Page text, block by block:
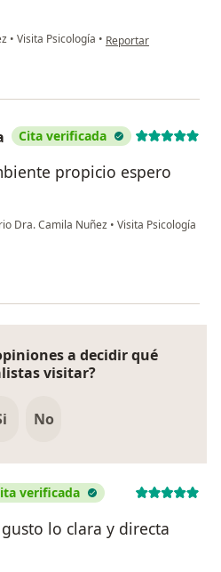
• Visita Psicología • en opinión del usuario
Reportar
Cita verificada
propicio espero
Dra. Camila Nuñez • Visita Psicología
Boada
a decidir qué
visitar?
No
verificada
lo clara y directa